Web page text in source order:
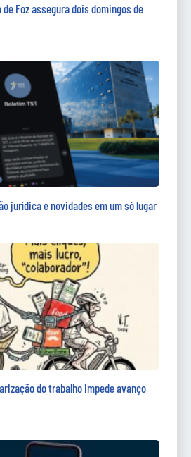
Foz assegura dois domingos de
jurídica e novidades em um só lugar
do trabalho impede avanço